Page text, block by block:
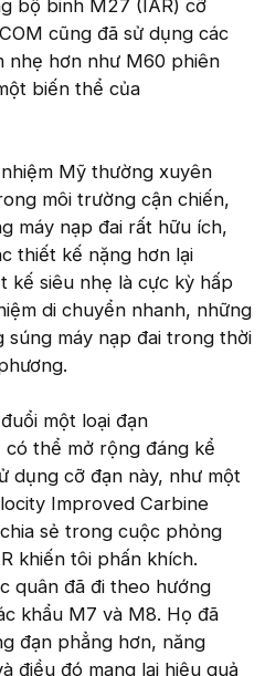
bộ binh M27 (IAR) cỡ
cũng đã sử dụng các
nhẹ hơn như M60 phiên
biến thể của
Mỹ thường xuyên
môi trường cận chiến,
máy nạp đai rất hữu ích,
thiết kế nặng hơn lại
kế siêu nhẹ là cực kỳ hấp
di chuyển nhanh, những
súng máy nạp đai trong thời
một loại đạn
thể mở rộng đáng kể
dụng cỡ đạn này, như một
Improved Carbine
sẻ trong cuộc phỏng
khiến tôi phấn khích.
quân đã đi theo hướng
khẩu M7 và M8. Họ đã
đạn phẳng hơn, năng
điều đó mang lại hiệu quả